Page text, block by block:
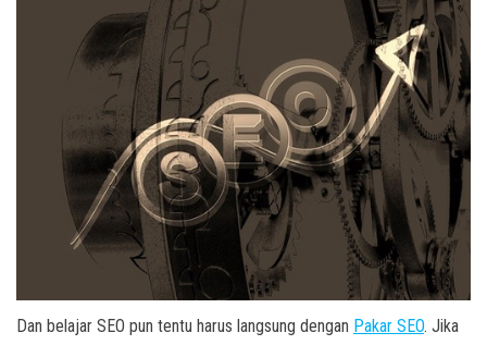
Dan belajar SEO pun tentu harus langsung dengan Pakar SEO. Jika